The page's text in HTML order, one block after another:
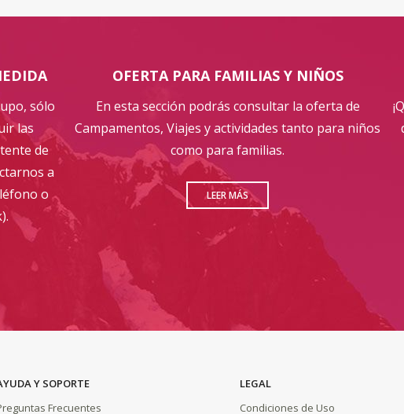
sólo
las
de
a
o
OFERTA PARA FAMILIAS Y NIÑOS
En esta sección podrás consultar la oferta de
Campamentos, Viajes y actividades tanto para niños
como para familias.
LEER MÁS
Y SOPORTE
Frecuentes
LEGAL
Condiciones de Uso